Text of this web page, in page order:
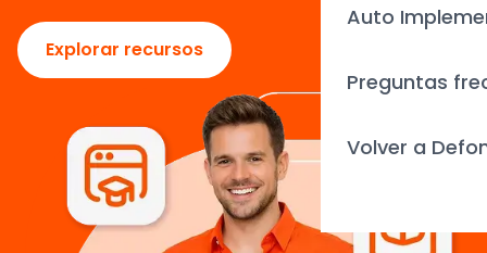
Auto
Preguntas
Volver a
Explorar recursos